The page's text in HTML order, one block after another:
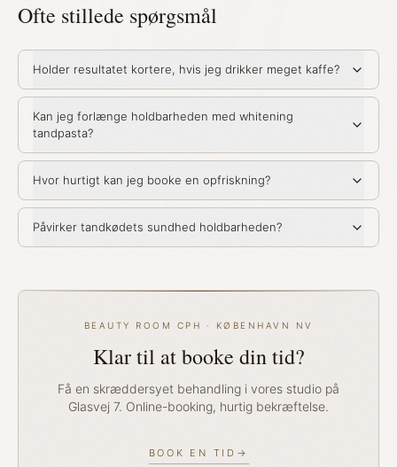
Ofte stillede spørgsmål
Holder resultatet kortere, hvis jeg drikker meget kaffe?
Kan jeg forlænge holdbarheden med whitening
tandpasta?
Hvor hurtigt kan jeg booke en opfriskning?
Påvirker tandkødets sundhed holdbarheden?
BEAUTY ROOM CPH · KØBENHAVN NV
Klar til at booke din tid?
Få en skræddersyet behandling i vores studio på
Glasvej 7. Online-booking, hurtig bekræftelse.
BOOK EN TID →